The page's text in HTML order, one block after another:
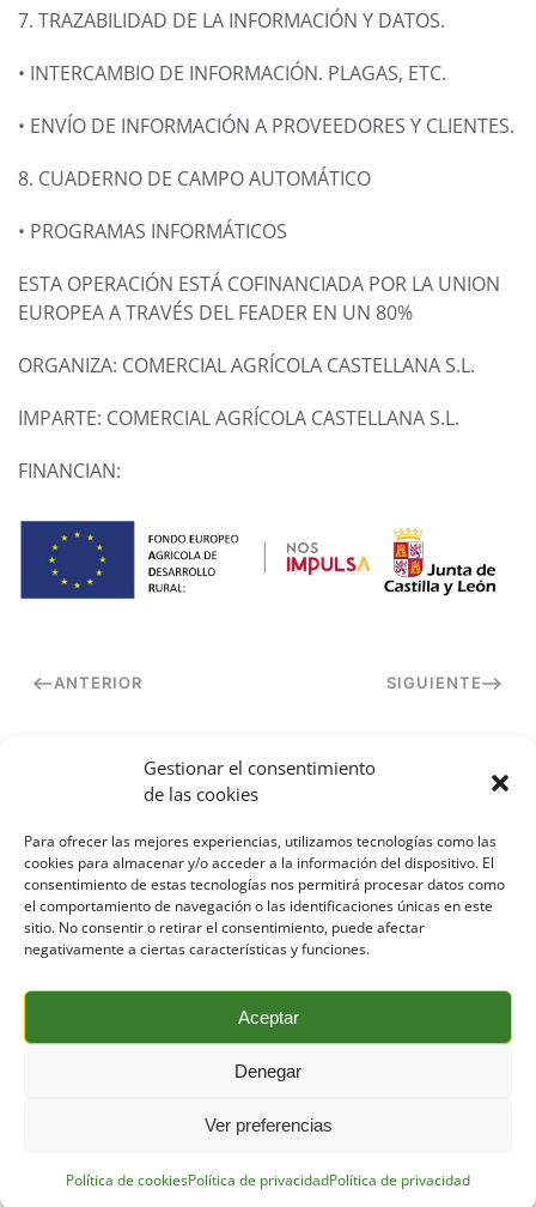
Gestionar el consentimiento
de las cookies
Para ofrecer las mejores experiencias, utilizamos tecnologías como las
cookies para almacenar y/o acceder a la información del dispositivo. El
consentimiento de estas tecnologías nos permitirá procesar datos como
el comportamiento de navegación o las identificaciones únicas en este
sitio. No consentir o retirar el consentimiento, puede afectar
negativamente a ciertas características y funciones.
Aceptar
Denegar
Ver preferencias
Política de cookiesPolítica de privacidadPolítica de privacidad
7. TRAZABILIDAD DE LA INFORMACIÓN Y DATOS.
• INTERCAMBIO DE INFORMACIÓN. PLAGAS, ETC.
• ENVÍO DE INFORMACIÓN A PROVEEDORES Y CLIENTES.
8. CUADERNO DE CAMPO AUTOMÁTICO
• PROGRAMAS INFORMÁTICOS
ESTA OPERACIÓN ESTÁ COFINANCIADA POR LA UNION
EUROPEA A TRAVÉS DEL FEADER EN UN 80%
ORGANIZA: COMERCIAL AGRÍCOLA CASTELLANA S.L.
IMPARTE: COMERCIAL AGRÍCOLA CASTELLANA S.L.
FINANCIAN:
ANTERIOR SIGUIENTE
Contacto
Formación Aviso legal
Política de privacidad
Política de cookies
Trabaja con nosotros Proyectos de ID Canal ÉTICO